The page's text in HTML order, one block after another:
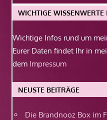
WICHTIGE WISSENWERTE
Wichtige Infos rund um
Eurer Daten findet Ihr in
dem Impressum
NEUSTE BEITRÄGE
Die Brandnooz Box im